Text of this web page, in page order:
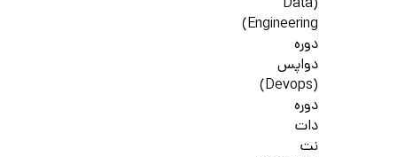
(Data
Engineering)
دوره
دواپس
(Devops)
دوره
دات
نت